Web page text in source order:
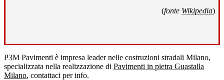
(fonte Wikipedia)
P3M Pavimenti è impresa leader nelle costruzioni stradali Milano,
specializzata nella realizzazione di Pavimenti in pietra Guastalla
Milano, contattaci per info.